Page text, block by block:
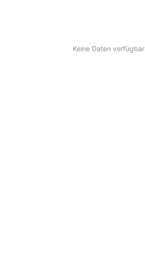
Keine Daten verfügbar